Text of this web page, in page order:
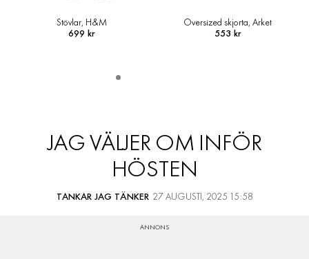
Stövlar, H&M
699 kr
Oversized skjorta, Arket
553 kr
JAG VÄLJER OM INFÖR
HÖSTEN
TANKAR JAG TÄNKER 27 AUGUSTI, 2025 15:58